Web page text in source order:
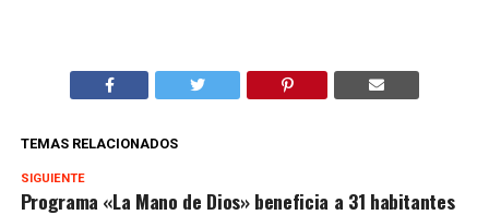
TEMAS RELACIONADOS
SIGUIENTE
Programa «La Mano de Dios» beneficia a 31 habitantes